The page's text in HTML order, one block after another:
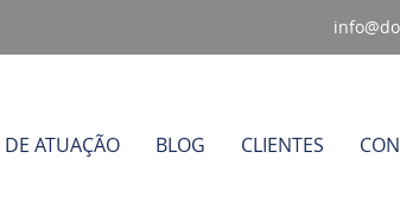
DE ATUAÇÃO BLOG CLIENTES